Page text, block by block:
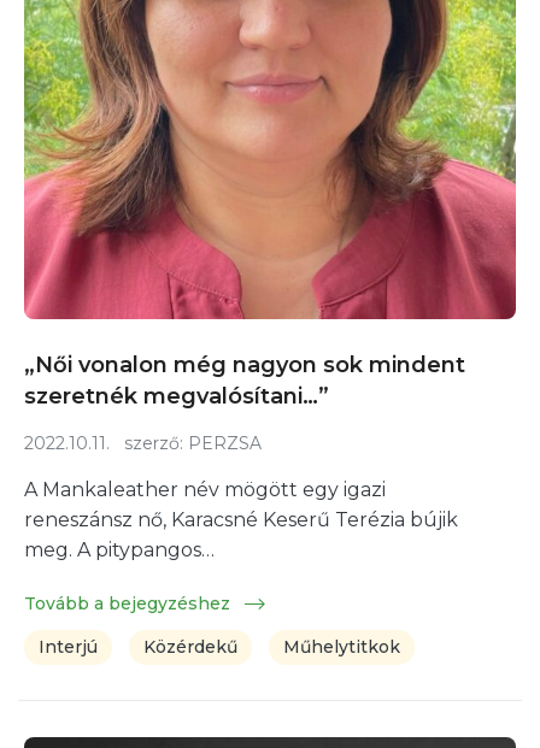
„Női vonalon még nagyon sok mindent
szeretnék megvalósítani…”
2022.10.11. szerző: PERZSA
A Mankaleather név mögött egy igazi
reneszánsz nő, Karacsné Keserű Terézia bújik
meg. A pitypangos…
Tovább a bejegyzéshez
Interjú
Közérdekű Műhelytitkok